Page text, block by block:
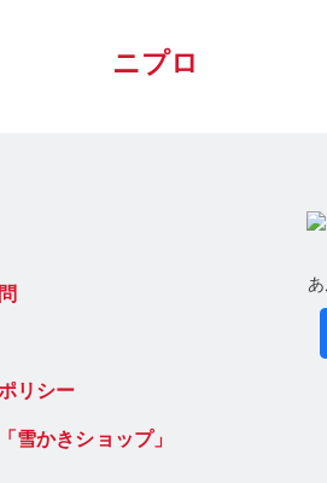
ニプロ
リシー
雪かきショップ」